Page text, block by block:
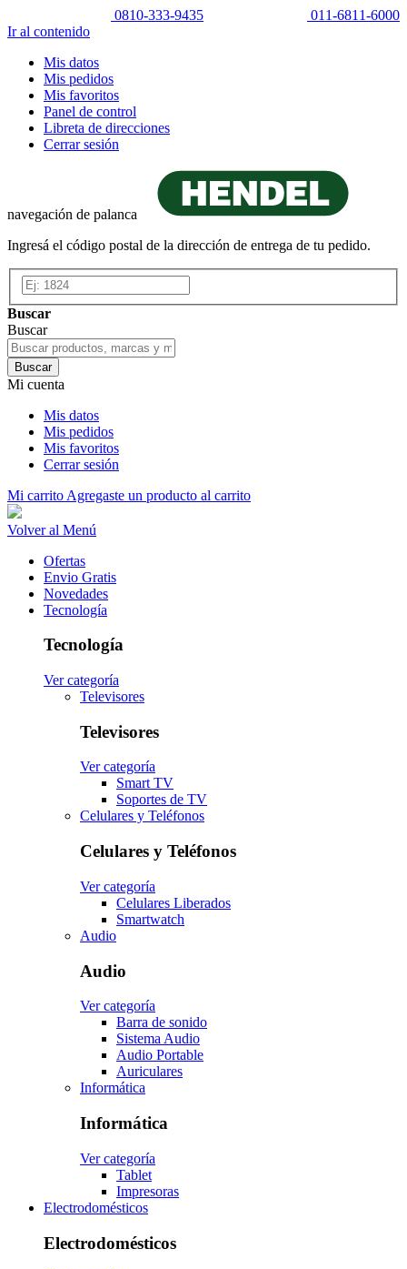
0810-333-9435
011-6811-6000
Ir al contenido
Mis datos
Mis pedidos
Mis favoritos
Panel de control
Libreta de direcciones
Cerrar sesión
navegación de palanca
Ingresá el código postal de la dirección de entrega de tu pedido.
Buscar
Buscar
Buscar
Mi cuenta
Mis datos
Mis pedidos
Mis favoritos
Cerrar sesión
Mi carrito Agregaste un producto al carrito
Volver al Menú
Ofertas
Envio Gratis
Novedades
Tecnología
Tecnología
Ver categoría
Televisores
Televisores
Ver categoría
Smart TV
Soportes de TV
Celulares y Teléfonos
Celulares y Teléfonos
Ver categoría
Celulares Liberados
Smartwatch
Audio
Audio
Ver categoría
Barra de sonido
Sistema Audio
Audio Portable
Auriculares
Informática
Informática
Ver categoría
Tablet
Impresoras
Electrodomésticos
Electrodomésticos